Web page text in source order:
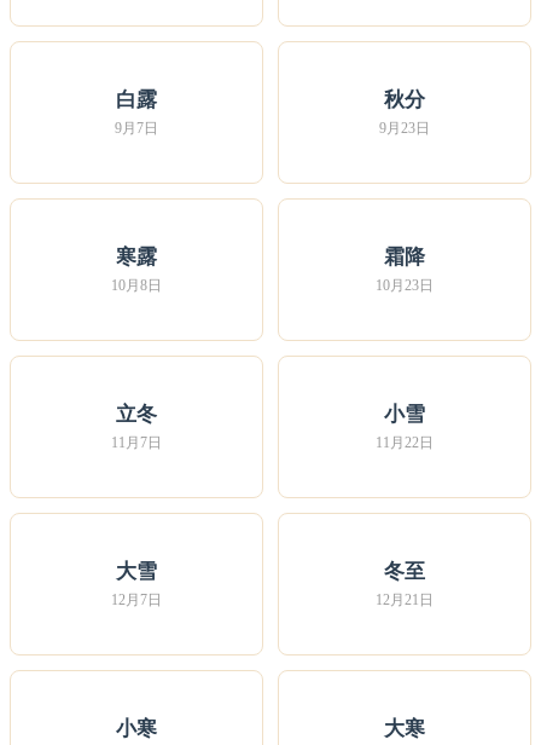
白露
9月7日
秋分
9月23日
寒露
10月8日
霜降
10月23日
立冬
11月7日
小雪
11月22日
大雪
12月7日
冬至
12月21日
小寒 大寒